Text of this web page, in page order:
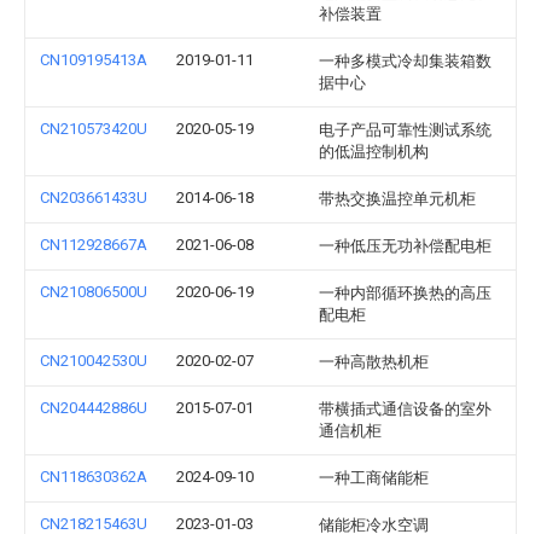
补偿装置
CN109195413A 2019-01-11
一种多模式冷却集装箱数
据中心
CN210573420U 2020-05-19
电子产品可靠性测试系统
的低温控制机构
CN203661433U 2014-06-18 带热交换温控单元机柜
CN112928667A 2021-06-08 一种低压无功补偿配电柜
CN210806500U 2020-06-19
一种内部循环换热的高压
配电柜
CN210042530U 2020-02-07 一种高散热机柜
CN204442886U 2015-07-01
带横插式通信设备的室外
通信机柜
CN118630362A 2024-09-10 一种工商储能柜
CN218215463U 2023-01-03 储能柜冷水空调